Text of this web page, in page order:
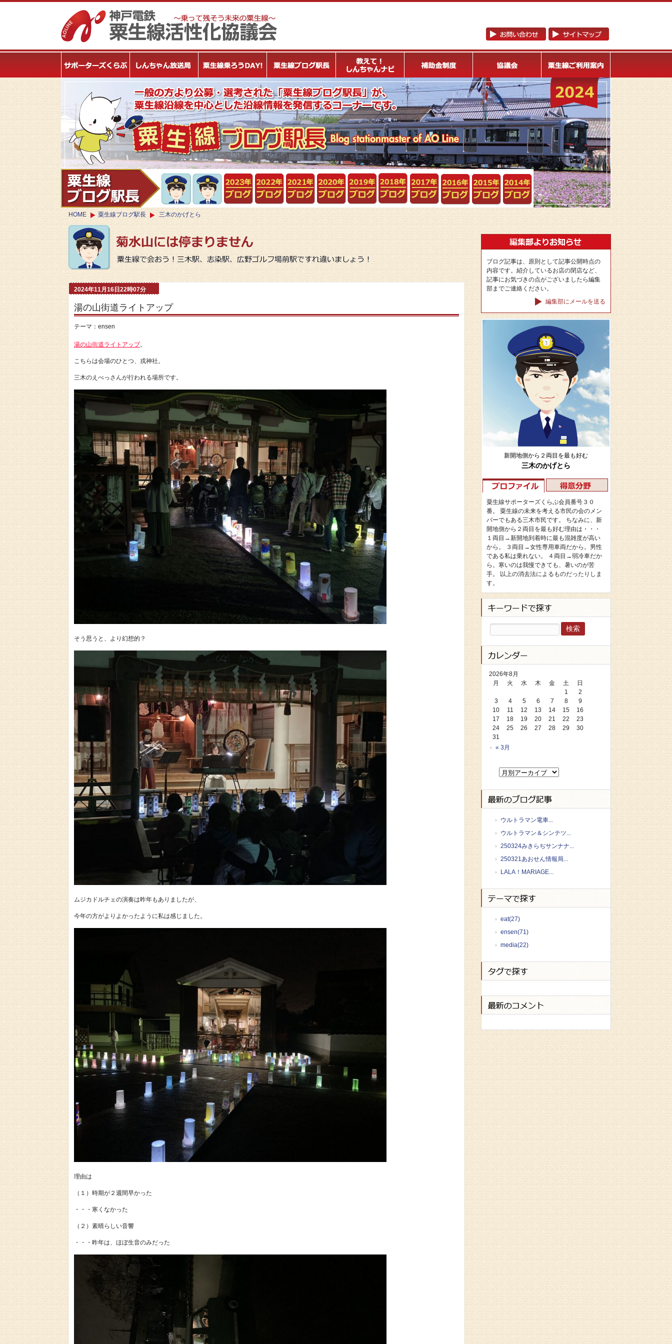
HOME 粟生線ブログ駅長 三木のかげとら
2024年11月16日22時07分
湯の山街道ライトアップ
テーマ： ensen
湯の山街道ライトアップ。
こちらは会場のひとつ、戎神社。
三木のえべっさんが行われる場所です。
そう思うと、より幻想的？
ムジカドルチェの演奏は昨年もありましたが、
今年の方がよりよかったように私は感じました。
理由は
（１）時期が２週間早かった
・・・寒くなかった
（２）素晴らしい音響
・・・昨年は、ほぼ生音のみだった
ブログ記事は、原則として記事公開時点の
内容です。紹介しているお店の閉店など、
記事にお気づきの点がございましたら編集
部までご連絡ください。
編集部にメールを送る
新開地側から２両目を最も好む
三木のかげとら
粟生線サポーターズくらぶ会員番号３０
番。 粟生線の未来を考える市民の会のメン
バーでもある三木市民です。 ちなみに、新
開地側から２両目を最も好む理由は・・・
１両目→新開地到着時に最も混雑度が高い
から。 ３両目→女性専用車両だから。男性
である私は乗れない。 ４両目→弱冷車だか
ら。寒いのは我慢できても、暑いのが苦
手。 以上の消去法によるものだったりしま
す。
検
索:
2026年8月
月
火 水 木 金 土
日
1
2
3
4 5 6 7 8
9
10
11 12 13 14 15
16
17
18 19 20 21 22
23
24
25 26 27 28 29
30
31
« 3月
ウルトラマン電車...
ウルトラマン＆シンテツ...
250324みきらぢサンナナ...
250321あおせん情報局...
LALA！MARIAGE...
eat(27)
ensen(71)
media(22)